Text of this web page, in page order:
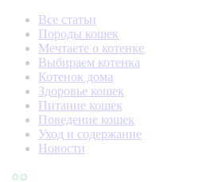
Все статьи
Породы кошек
Мечтаете о котенке
Выбираем котенка
Котенок дома
Здоровье кошек
Питание кошек
Поведение кошек
Уход и содержание
Новости